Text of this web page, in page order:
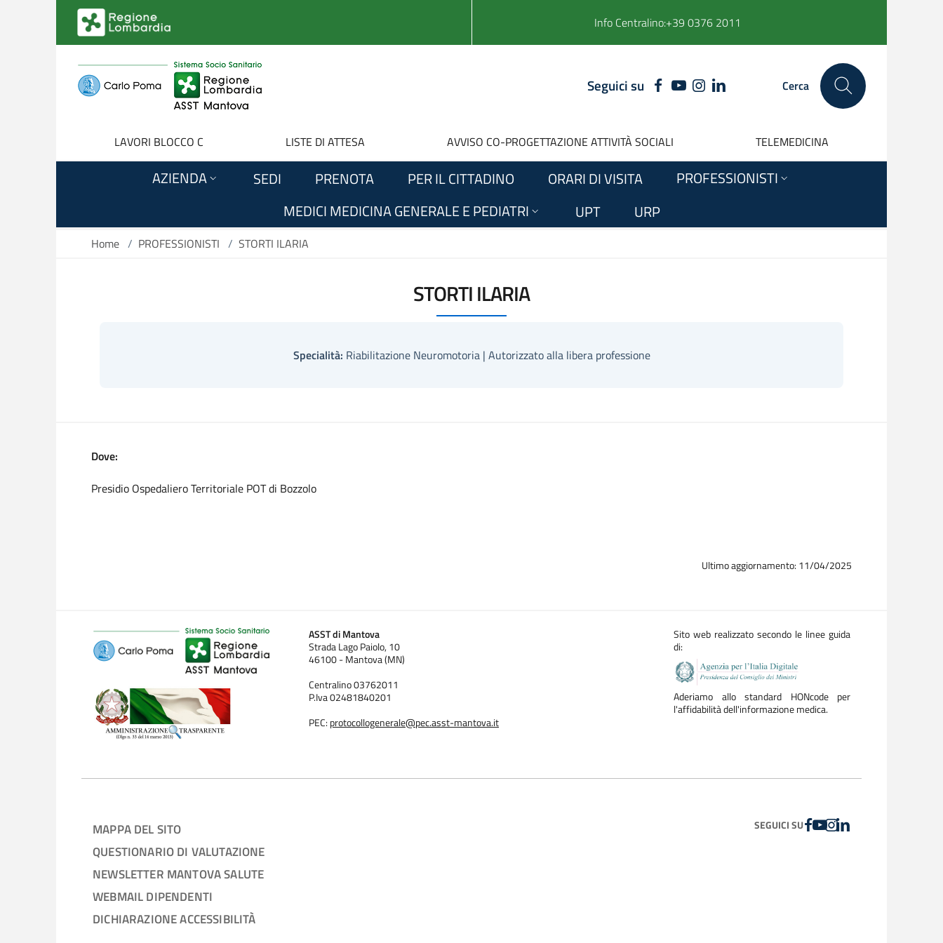
Salta al contenuto principale
Info Centralino:+39 0376 2011
Seguici suFACEBOOK
YOUTUBE
INSTAGRAM
LINKEDIN Cerca
LAVORI BLOCCO C LISTE DI ATTESA AVVISO CO-PROGETTAZIONE ATTIVITÀ SOCIALI TELEMEDICINA
AZIENDA SEDI PRENOTA PER IL CITTADINO ORARI DI VISITA
PROFESSIONISTI
MEDICI MEDICINA GENERALE E PEDIATRI
UPT URP
Home / PROFESSIONISTI / STORTI ILARIA
STORTI ILARIA
Specialità: Riabilitazione Neuromotoria | Autorizzato alla libera professione
Dove:
Presidio Ospedaliero Territoriale POT di Bozzolo
Ultimo aggiornamento: 11/04/2025
ASST di Mantova
Strada Lago Paiolo, 10
46100 - Mantova (MN)
Centralino 03762011
P.Iva 02481840201
PEC: protocollogenerale@pec.asst-mantova.it
Sito web realizzato secondo le linee guida
di:
Aderiamo allo standard HONcode per
l'affidabilità dell'informazione medica.
MAPPA DEL SITO
QUESTIONARIO DI VALUTAZIONE
NEWSLETTER MANTOVA SALUTE
WEBMAIL DIPENDENTI
DICHIARAZIONE ACCESSIBILITÀ
SEGUICI SUFACEBOOK
YOUTUBE
INSTAGRAM
LINKEDIN